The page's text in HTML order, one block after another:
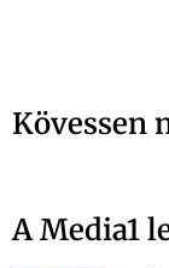
Kövessen
A Media1